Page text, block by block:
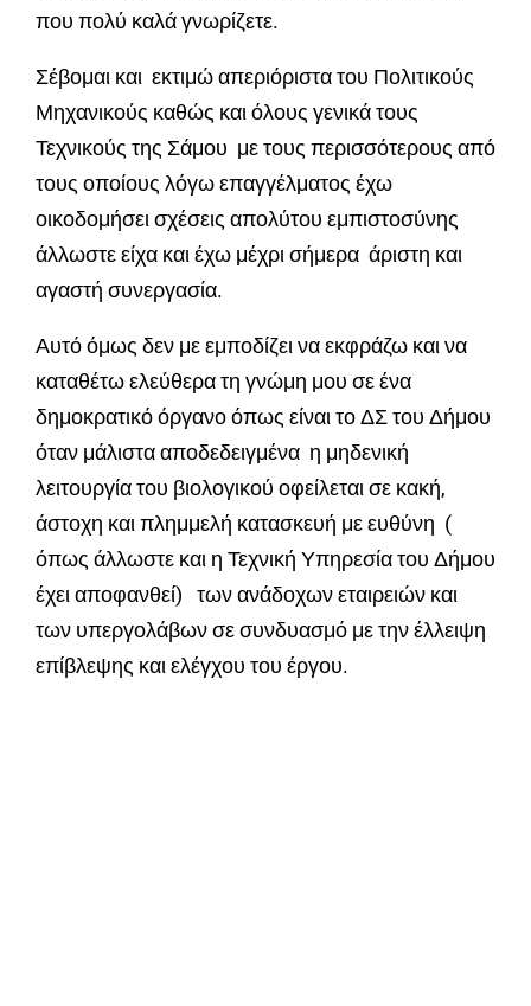
που πολύ καλά γνωρίζετε.
Σέβομαι και εκτιμώ απεριόριστα του Πολιτικούς
Μηχανικούς καθώς και όλους γενικά τους
Τεχνικούς της Σάμου με τους περισσότερους από
τους οποίους λόγω επαγγέλματος έχω
οικοδομήσει σχέσεις απολύτου εμπιστοσύνης
άλλωστε είχα και έχω μέχρι σήμερα άριστη και
αγαστή συνεργασία.
Αυτό όμως δεν με εμποδίζει να εκφράζω και να
καταθέτω ελεύθερα τη γνώμη μου σε ένα
δημοκρατικό όργανο όπως είναι το ΔΣ του Δήμου
όταν μάλιστα αποδεδειγμένα η μηδενική
λειτουργία του βιολογικού οφείλεται σε κακή,
άστοχη και πλημμελή κατασκευή με ευθύνη (
όπως άλλωστε και η Τεχνική Υπηρεσία του Δήμου
έχει αποφανθεί) των ανάδοχων εταιρειών και
των υπεργολάβων σε συνδυασμό με την έλλειψη
επίβλεψης και ελέγχου του έργου.